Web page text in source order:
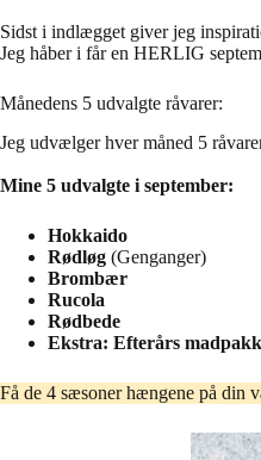
Sidst i indlægget giver jeg
Jeg håber i får en HERLIG
Månedens 5 udvalgte råvarer:
Jeg udvælger hver måned 5
Mine 5 udvalgte i september:
Hokkaido
Rødløg (Genganger)
Brombær
Rucola
Rødbede
Ekstra: Efterårs
Få de 4 sæsoner hængene på din